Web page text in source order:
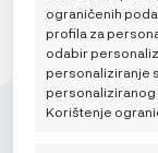
ograničenih
profila za
odabir
personaliziranje
personaliziranog
Korištenje